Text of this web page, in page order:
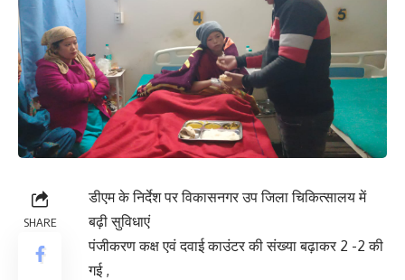
SHARE
डीएम के निर्देश पर विकासनगर उप जिला चिकित्सालय में
बढ़ी सुविधाएं
पंजीकरण कक्ष एवं दवाई काउंटर की संख्या बढ़ाकर 2 -2 की
गई ,